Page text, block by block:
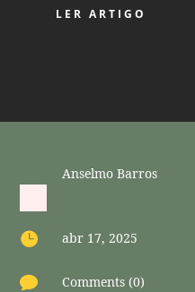
LER ARTIGO
Anselmo Barros
 abr 17, 2025
 Comments (0)